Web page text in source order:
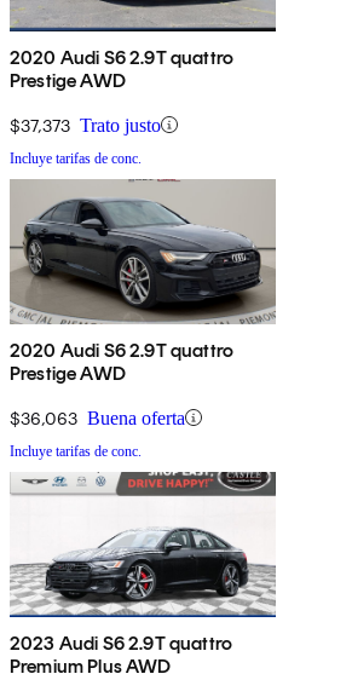
2020 Audi S6 2.9T quattro
Prestige AWD
$37,373 Trato justo
Incluye tarifas de conc.
2020 Audi S6 2.9T quattro
Prestige AWD
$36,063 Buena oferta
Incluye tarifas de conc.
2023 Audi S6 2.9T quattro
Premium Plus AWD